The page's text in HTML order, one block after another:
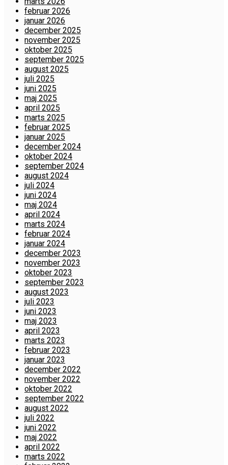
februar 2026
januar 2026
december 2025
november 2025
oktober 2025
september 2025
august 2025
juli 2025
juni 2025
maj 2025
april 2025
marts 2025
februar 2025
januar 2025
december 2024
oktober 2024
september 2024
august 2024
juli 2024
juni 2024
maj 2024
april 2024
marts 2024
februar 2024
januar 2024
december 2023
november 2023
oktober 2023
september 2023
august 2023
juli 2023
juni 2023
maj 2023
april 2023
marts 2023
februar 2023
januar 2023
december 2022
november 2022
oktober 2022
september 2022
august 2022
juli 2022
juni 2022
maj 2022
april 2022
marts 2022